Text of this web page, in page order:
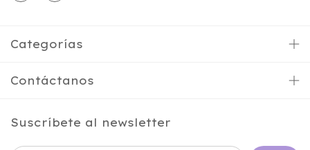
Categorías
Contáctanos
Suscríbete al newsletter